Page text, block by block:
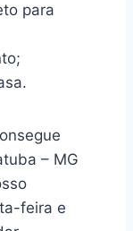
para
– MG
feira e